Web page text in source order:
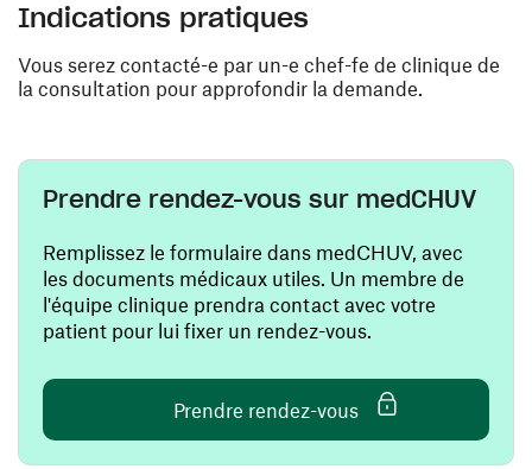
Indications pratiques
Vous serez contacté-e par un-e chef-fe de clinique de
la consultation pour approfondir la demande.
Prendre rendez-vous sur medCHUV
Remplissez le formulaire dans medCHUV, avec
les documents médicaux utiles. Un membre de
l'équipe clinique prendra contact avec votre
patient pour lui fixer un rendez-vous.
Prendre rendez-vous(ouvre une